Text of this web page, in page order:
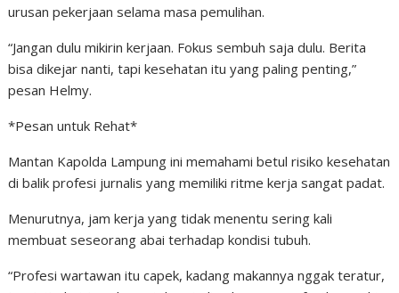
urusan pekerjaan selama masa pemulihan.
“Jangan dulu mikirin kerjaan. Fokus sembuh saja dulu. Berita
bisa dikejar nanti, tapi kesehatan itu yang paling penting,”
pesan Helmy.
*Pesan untuk Rehat*
Mantan Kapolda Lampung ini memahami betul risiko kesehatan
di balik profesi jurnalis yang memiliki ritme kerja sangat padat.
Menurutnya, jam kerja yang tidak menentu sering kali
membuat seseorang abai terhadap kondisi tubuh.
“Profesi wartawan itu capek, kadang makannya nggak teratur,